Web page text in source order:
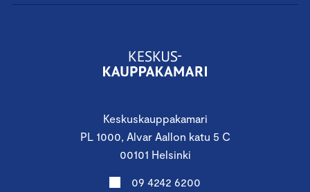
Keskuskauppakamari
PL 1000, Alvar Aallon katu 5 C
00101 Helsinki
09 4242 6200